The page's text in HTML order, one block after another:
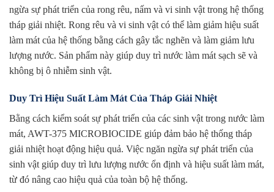
ngừa sự phát triển của rong rêu, nấm và vi sinh vật trong hệ thống
tháp giải nhiệt. Rong rêu và vi sinh vật có thể làm giảm hiệu suất
làm mát của hệ thống bằng cách gây tắc nghẽn và làm giảm lưu
lượng nước. Sản phẩm này giúp duy trì nước làm mát sạch sẽ và
không bị ô nhiễm sinh vật.
Duy Trì Hiệu Suất Làm Mát Của Tháp Giải Nhiệt
Bằng cách kiểm soát sự phát triển của các sinh vật trong nước làm
mát, AWT-375 MICROBIOCIDE giúp đảm bảo hệ thống tháp
giải nhiệt hoạt động hiệu quả. Việc ngăn ngừa sự phát triển của
sinh vật giúp duy trì lưu lượng nước ổn định và hiệu suất làm mát,
từ đó nâng cao hiệu quả của toàn bộ hệ thống.